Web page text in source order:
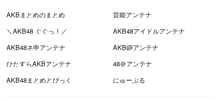
AKBまとめのまとめ
芸能アンテナ
＼AKB48 ぐぐっ！／
AKB48アイドルアンテナ
AKB48ネ申アンテナ
AKB@アンテナ
ひたすらAKBアンテナ
48＠アンテナ
AKB48まとめとぴっく
にゅーぷる